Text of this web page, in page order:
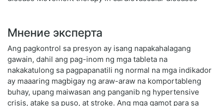
Мнение эксперта
Ang pagkontrol sa presyon ay isang napakahalagang
gawain, dahil ang pag-inom ng mga tableta na
nakakatulong sa pagpapanatili ng normal na mga indikador
ay maaaring magbigay ng araw-araw na komportableng
buhay, upang maiwasan ang panganib ng hypertensive
crisis, atake sa puso, at stroke. Ang mga gamot para sa